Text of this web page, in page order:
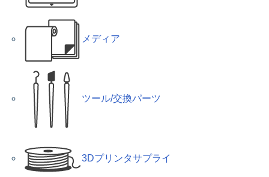
メディア
ツール/交換パーツ
3Dプリンタサプライ